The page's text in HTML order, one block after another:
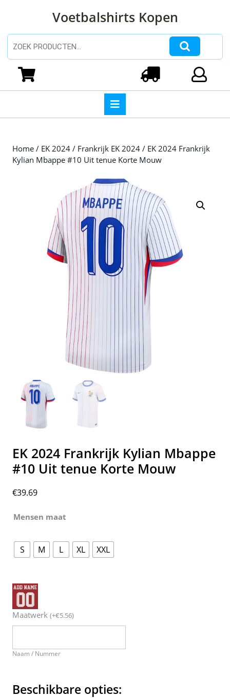
inhoud
Voetbalshirts Kopen
Zoeken naar:
Home / EK 2024 / Frankrijk EK 2024 / EK 2024 Frankrijk
Kylian Mbappe #10 Uit tenue Korte Mouw
EK 2024 Frankrijk Kylian Mbappe
#10 Uit tenue Korte Mouw
€39.69
Mensen maat
S M L XL XXL
Maatwerk (+€5.56)
Naam / Nummer
Beschikbare opties: